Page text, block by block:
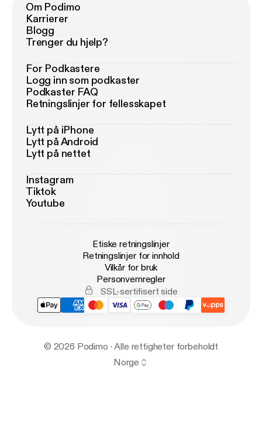
Om Podimo
Karrierer
Blogg
Trenger du hjelp?
For Podkastere
Logg inn som podkaster
Podkaster FAQ
Retningslinjer for fellesskapet
Lytt på iPhone
Lytt på Android
Lytt på nettet
Instagram
Tiktok
Youtube
Etiske retningslinjer
Retningslinjer for innhold
Vilkår for bruk
Personvernregler
SSL-sertifisert side
© 2026 Podimo · Alle rettigheter forbeholdt
Norge